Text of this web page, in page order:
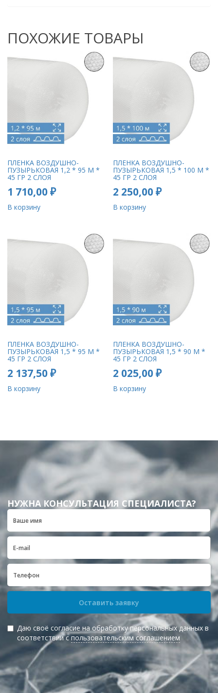
ПОХОЖИЕ ТОВАРЫ
ПЛЕНКА ВОЗДУШНО-
ПУЗЫРЬКОВАЯ 1,2 * 95 М *
45 ГР 2 СЛОЯ
1 710,00₽
В корзину
ПЛЕНКА ВОЗДУШНО-
ПУЗЫРЬКОВАЯ 1,5 * 100 М *
45 ГР 2 СЛОЯ
2 250,00₽
В корзину
ПЛЕНКА ВОЗДУШНО-
ПУЗЫРЬКОВАЯ 1,5 * 95 М *
45 ГР 2 СЛОЯ
2 137,50₽
В корзину
ПЛЕНКА ВОЗДУШНО-
ПУЗЫРЬКОВАЯ 1,5 * 90 М *
45 ГР 2 СЛОЯ
2 025,00₽
В корзину
НУЖНА КОНСУЛЬТАЦИЯ СПЕЦИАЛИСТА?
Оставить заявку
Даю своё согласие на обработку персональных данных в
соответствии спользовательским соглашением